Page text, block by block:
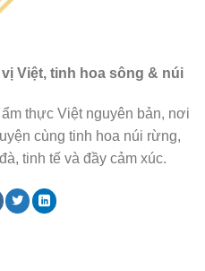
Việt, tinh hoa sông & núi
thực Việt nguyên bản, nơi
cùng tinh hoa núi rừng,
tinh tế và đầy cảm xúc.